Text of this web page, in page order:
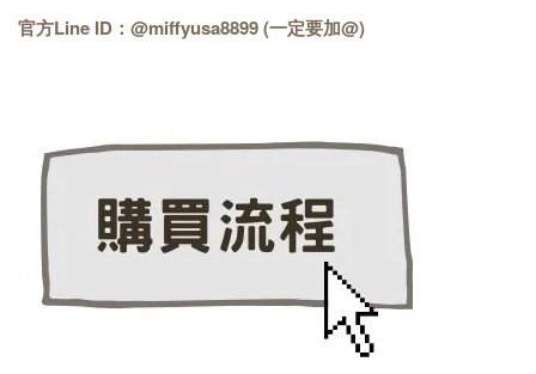
官方Line ID：@miffyusa8899 (一定要加@)